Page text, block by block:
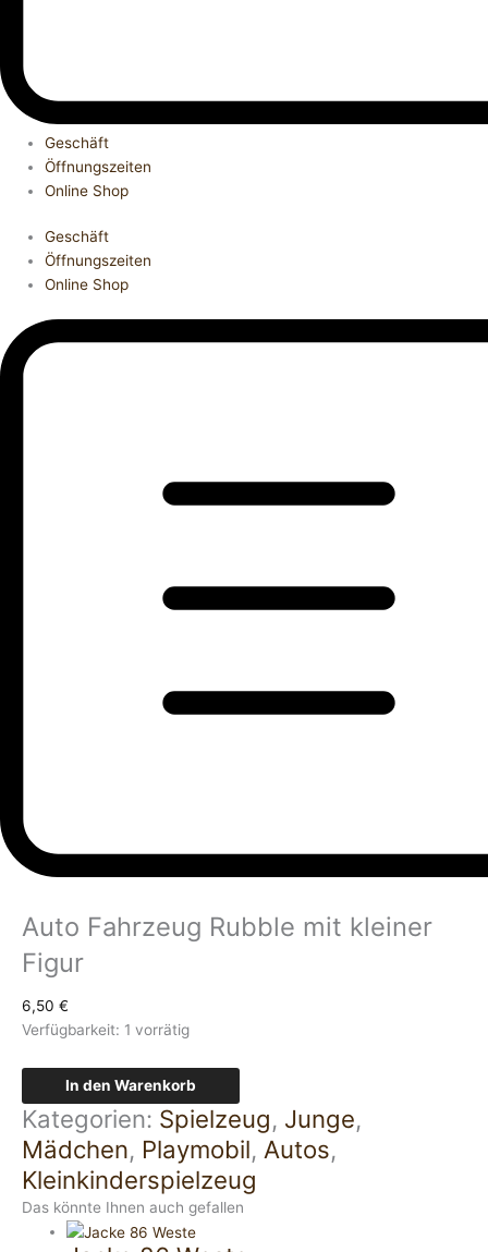
Geschäft
Öffnungszeiten
Online Shop
Geschäft
Öffnungszeiten
Online Shop
Auto Fahrzeug Rubble mit kleiner
Figur
6,50 €
Verfügbarkeit: 1 vorrätig
In den Warenkorb
Kategorien: Spielzeug, Junge,
Mädchen, Playmobil, Autos,
Kleinkinderspielzeug
Das könnte Ihnen auch gefallen